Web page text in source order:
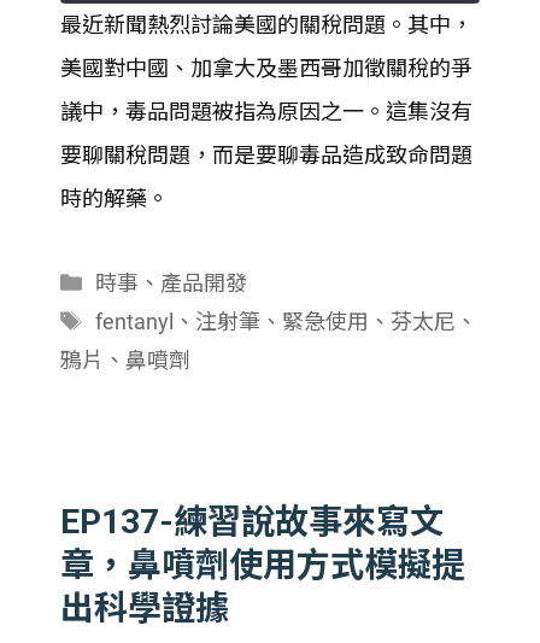
RSS FEED
SHARE
LINK
EMBED
最近新聞熱烈討論美國的關稅問題。其中，
美國對中國、加拿大及墨西哥加徵關稅的爭
議中，毒品問題被指為原因之一。這集沒有
要聊關稅問題，而是要聊毒品造成致命問題
時的解藥。
分
類
時事 、 產品開發
標
籤
fentanyl 、 注射筆 、 緊急使用 、 芬太尼 、
鴉片 、 鼻噴劑
EP137-練習說故事來寫文
章，鼻噴劑使用方式模擬提
出科學證據